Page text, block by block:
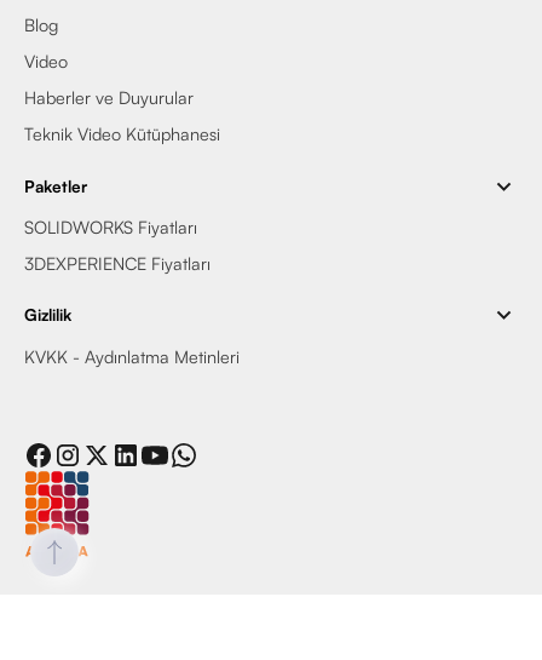
Blog
Video
Haberler ve Duyurular
Teknik Video Kütüphanesi
Paketler
SOLIDWORKS Fiyatları
3DEXPERIENCE Fiyatları
Gizlilik
KVKK - Aydınlatma Metinleri